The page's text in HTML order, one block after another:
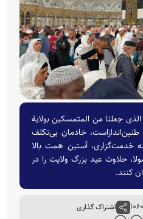
جعلنا من المتمسکین بولایة
خادمان بی‌تکلف
آستین همت بالا
حلاوت عید بزرگ ولایت را در
کنند.
اشتراک گذاری